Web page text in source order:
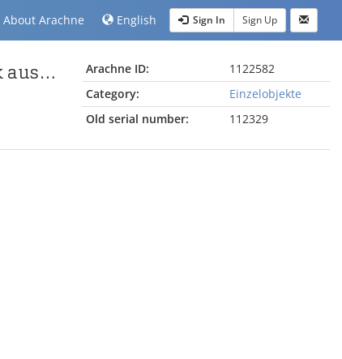
About Arachne English Sign In Sign Up
Fragment eines ionischen Kymas von einem Friesblock aus Magnesia Arachne ID:
1122582
Category:
Einzelobjekte
Old serial number:
112329